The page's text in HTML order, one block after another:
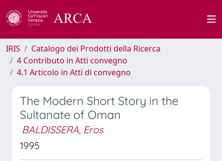
IRIS
Catalogo dei Prodotti della Ricerca
4 Contributo in Atti convegno
4.1 Articolo in Atti di convegno
The Modern Short Story in the
Sultanate of Oman
BALDISSERA, Eros
1995